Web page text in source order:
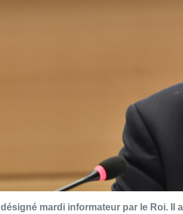
désigné mardi informateur par le Roi. Il a